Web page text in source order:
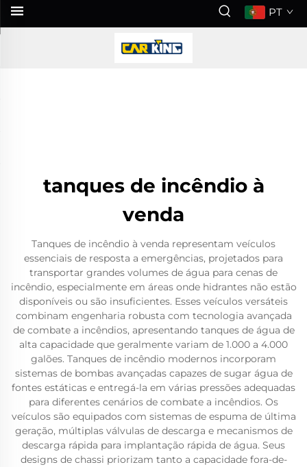
PT
tanques de incêndio à
venda
Tanques de incêndio à venda representam veículos
essenciais de resposta a emergências, projetados para
transportar grandes volumes de água para cenas de
incêndio, especialmente em áreas onde hidrantes não estão
disponíveis ou são insuficientes. Esses veículos versáteis
combinam engenharia robusta com tecnologia avançada
de combate a incêndios, apresentando tanques de água de
alta capacidade que geralmente variam de 1.000 a 4.000
galões. Tanques de incêndio modernos incorporam
sistemas de bombas avançadas capazes de sugar água de
fontes estáticas e entregá-la em várias pressões adequadas
para diferentes cenários de combate a incêndios. Os
veículos são equipados com sistemas de espuma de última
geração, múltiplas válvulas de descarga e mecanismos de
descarga rápida para implantação rápida de água. Seus
designs de chassi priorizam tanto a capacidade fora-de-